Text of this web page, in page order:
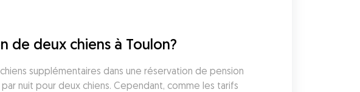
de deux chiens à Toulon?
supplémentaires dans une réservation de pension
nuit pour deux chiens. Cependant, comme les tarifs